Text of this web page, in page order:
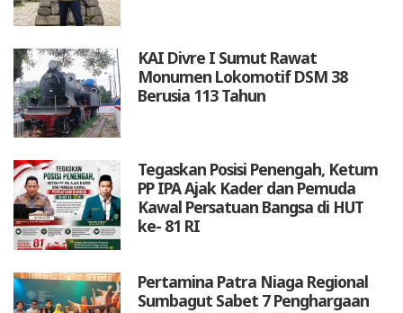
KAI Divre I Sumut Rawat
Monumen Lokomotif DSM 38
Berusia 113 Tahun
Tegaskan Posisi Penengah, Ketum
PP IPA Ajak Kader dan Pemuda
Kawal Persatuan Bangsa di HUT
ke- 81 RI
Pertamina Patra Niaga Regional
Sumbagut Sabet 7 Penghargaan